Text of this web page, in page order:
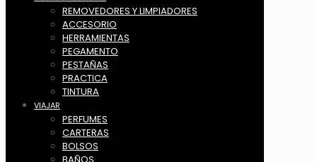
REMOVEDORES Y LIMPIADORES
ACCESORIO
HERRAMIENTAS
PEGAMENTO
PESTAÑAS
PRACTICA
TINTURA
VIAJAR
PERFUMES
CARTERAS
BOLSOS